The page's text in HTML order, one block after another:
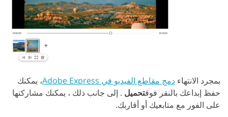
بمجرد الانتهاء دمج مقاطع الفيديو في Adobe Express
، يمكنك
حفظ إبداعك بالنقر فوقتحميل . إلى جانب ذلك ، يمكنك مشاركتها
على الفور مع متابعيك أو أقاربك.